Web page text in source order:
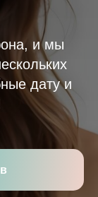
и мы
дату и